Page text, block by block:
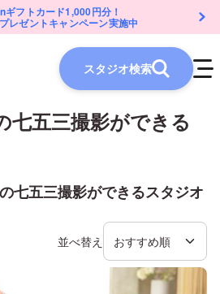
ギフトカード1,000円分！
レゼントキャンペーン実施中
スタジオ検索
七五三撮影ができる
の七五三撮影ができるスタジオ
並べ替え